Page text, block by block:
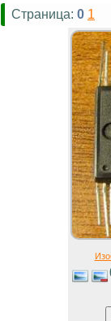
Страница: 0 1